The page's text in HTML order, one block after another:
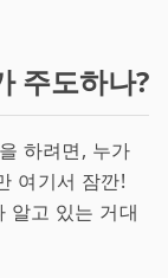
주도하나?
하려면, 누가
여기서 잠깐!
알고 있는 거대